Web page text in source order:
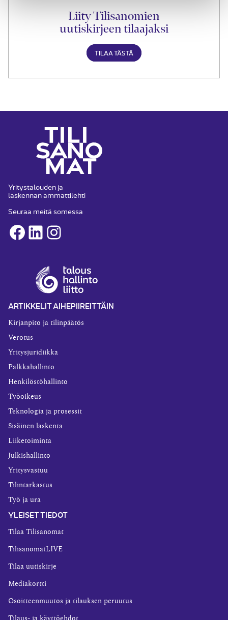
Liity Tilisanomien
uutiskirjeen tilaajaksi
TILAA TÄSTÄ
Yritystalouden ja
laskennan ammattilehti
Seuraa meitä somessa
Facebook
LinkedInInstagram
ARTIKKELIT AIHEPIIREITTÄIN
Kirjanpito ja tilinpäätös
Verotus
Yritysjuridiikka
Palkkahallinto
Henkilöstöhallinto
Työoikeus
Teknologia ja prosessit
Sisäinen laskenta
Liiketoiminta
Julkishallinto
Yritysvastuu
Tilintarkastus
Työ ja ura
YLEISET TIEDOT
Tilaa Tilisanomat
TilisanomatLIVE
Tilaa uutiskirje
Mediakortti
Osoitteenmuutos ja tilauksen peruutus